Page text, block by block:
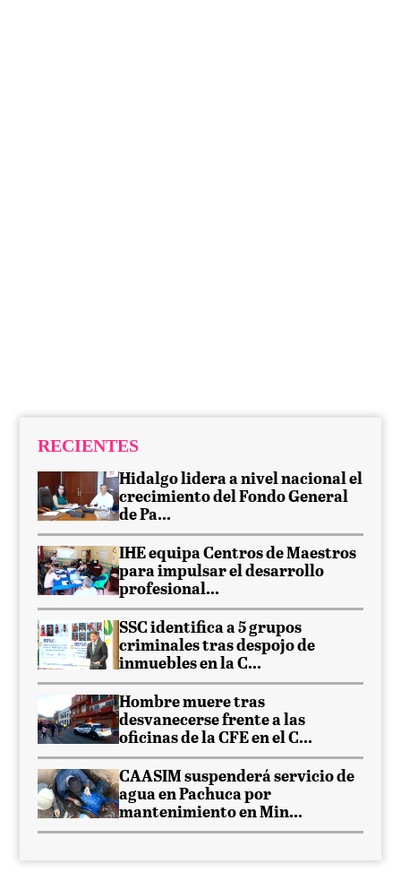
RECIENTES
Hidalgo lidera a nivel nacional el
crecimiento del Fondo General
de Pa...
IHE equipa Centros de Maestros
para impulsar el desarrollo
profesional...
SSC identifica a 5 grupos
criminales tras despojo de
inmuebles en la C...
Hombre muere tras
desvanecerse frente a las
oficinas de la CFE en el C...
CAASIM suspenderá servicio de
agua en Pachuca por
mantenimiento en Min...